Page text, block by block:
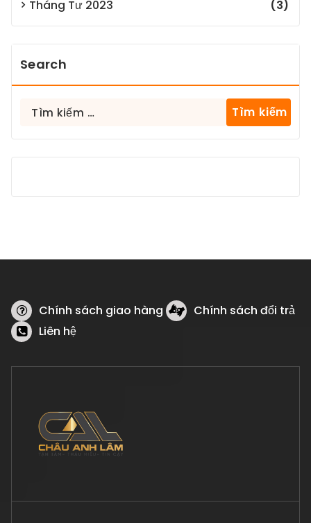
Tháng Tư 2023 (3)
Search
Tìm
Chính sách giao hàng
Chính sách đổi trả
Liên hệ